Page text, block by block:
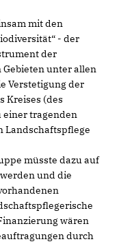
mit den
- der
der
unter allen
Verstetigung der
Kreises (des
einer tragenden
Landschaftspflege
müsste dazu auf
und die
wären
durch